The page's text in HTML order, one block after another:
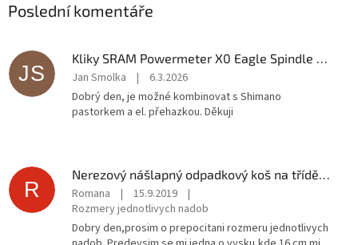
Poslední komentáře
JS
Kliky SRAM Powermeter X0 Eagle Spindle Q174 CL55 DUB MTB Wide 175mm Black 2-guards 32z T-T
Jan Smolka |
6.3.2026
Dobrý den, je možné kombinovat s Shimano
pastorkem a el. přehazkou. Děkuji
R
Nerezový nášlapný odpadkový koš na tříděný odpad TORO 45l
Romana | 15.9.2019
|
Rozmery jednotlivych nadob
Dobry den,prosim o prepocitani rozmeru jednotlivych